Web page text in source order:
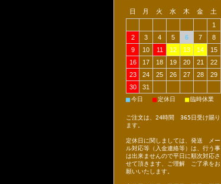
日 月 火 水 木 金
土
1
2
3 4 5 6 7
8
9
10 11 12 13 14
15
16
17 18 19 20 21
22
23
24 25 26 27 28
29
30
31
■今日 ■定休日 ■臨時休業
ご注文は、24時間 365日受け賜り
ます。
定休日に関しましては、発送 メー
ル対応等（入金連絡等）は、行う事
は出来ませんので平日に順次対応さ
せて頂きます、ご理解 ご了承をお
願いいたします。